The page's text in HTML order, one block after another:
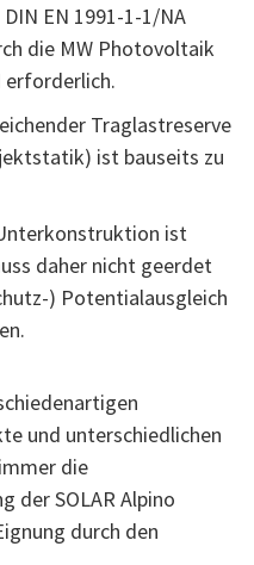
EN 1991-1-1/NA
die MW Photovoltaik
erforderlich.
Traglastreserve
ist bauseits zu
ist
daher nicht geerdet
) Potentialausgleich
und unterschiedlichen
die
der SOLAR Alpino
durch den